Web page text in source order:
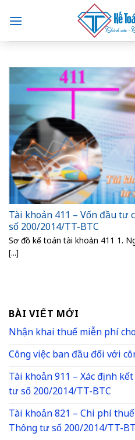
content
Tài khoản 411 – Vốn đầu
số 200/2014/TT-BTC
Sơ đồ kế toán tài khoản 411 1.
[...]
BÀI VIẾT MỚI
Nhận khai thuế miễn phí
Công việc ban đầu đối với
Tài khoản 911 – Xác định
tư số 200/2014/TT-BTC
Tài khoản 821 – Chi phí
Thông tư số 200/2014/TT-